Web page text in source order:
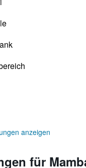
anzeigen
für